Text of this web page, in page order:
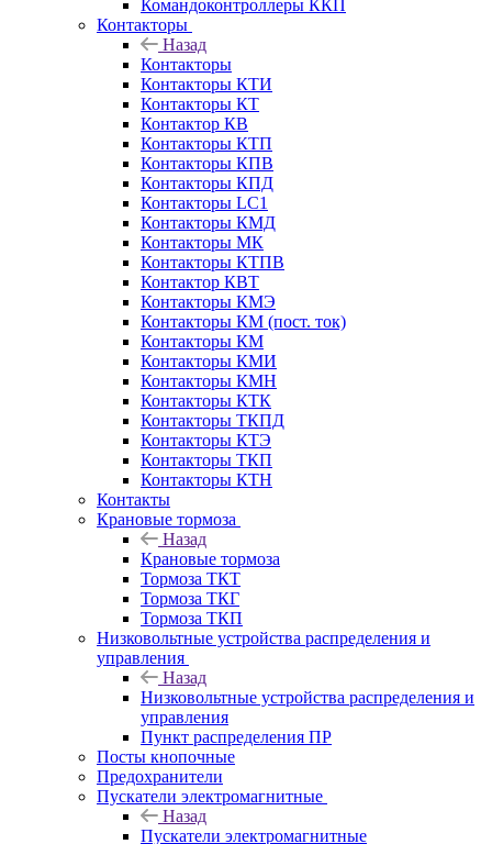
Командоконтроллеры ККП
Контакторы
Назад
Контакторы
Контакторы КТИ
Контакторы КТ
Контактор КВ
Контакторы КТП
Контакторы КПВ
Контакторы КПД
Контакторы LC1
Контакторы КМД
Контакторы МК
Контакторы КТПВ
Контактор КВТ
Контакторы КМЭ
Контакторы КМ (пост. ток)
Контакторы КМ
Контакторы КМИ
Контакторы КМН
Контакторы КТК
Контакторы ТКПД
Контакторы КТЭ
Контакторы ТКП
Контакторы КТН
Контакты
Крановые тормоза
Назад
Крановые тормоза
Тормоза ТКТ
Тормоза ТКГ
Тормоза ТКП
Низковольтные устройства распределения и
управления
Назад
Низковольтные устройства распределения и
управления
Пункт распределения ПР
Посты кнопочные
Предохранители
Пускатели электромагнитные
Назад
Пускатели электромагнитные